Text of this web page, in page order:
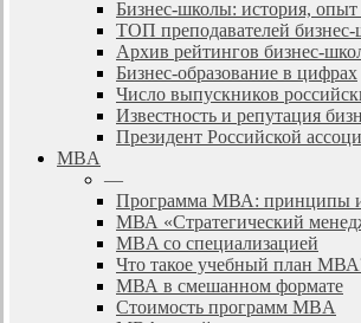
Бизнес-школы: история,
ТОП преподавателей
Архив рейтингов бизнес-
Бизнес-образование в цифрах
Число выпускников
Известность и репутация
Президент Российской
MBA
—
Программа МВА: принципы
МВА «Cтратегический
MBA со специализацией
Что такое учебный план
МВА в смешанном формате
Стоимость программ MBA